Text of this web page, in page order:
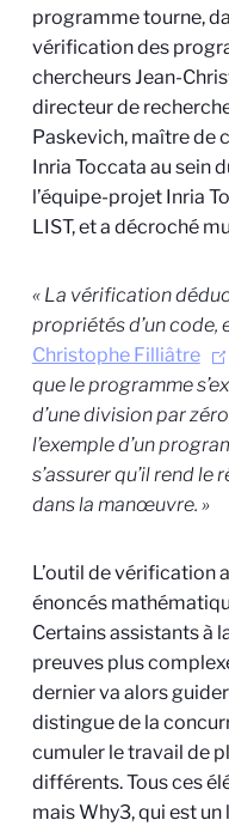
programme tourne,
vérification des
chercheursJean-
directeur de
Paskevich, maître de
Inria Toccata au sein
l’équipe-projet Inria
LIST, et a décroché
« La vérification
propriétés d’un
Christophe Filliâtre
que le programme
d’une division par
l’exemple d’un
s’assurer qu’il rend
dans la manœuvre. »
L’outil de vérification
énoncés
Certains assistants à
preuves plus
dernier va alors
distingue de la
cumuler le travail de
différents. Tous ces
mais Why3, qui est